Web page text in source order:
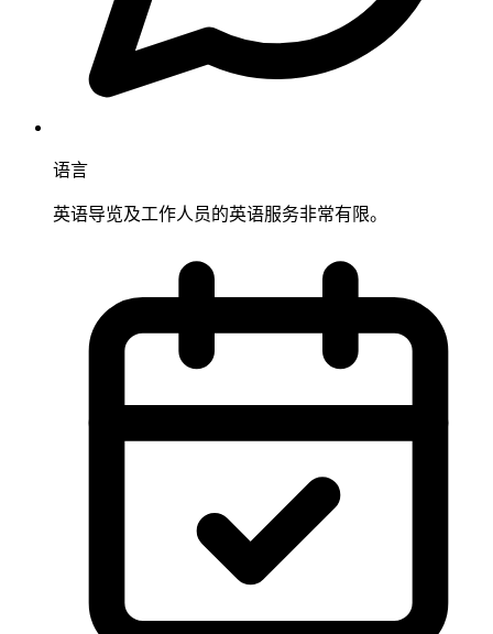
语言
英语导览及工作人员的英语服务非常有限。